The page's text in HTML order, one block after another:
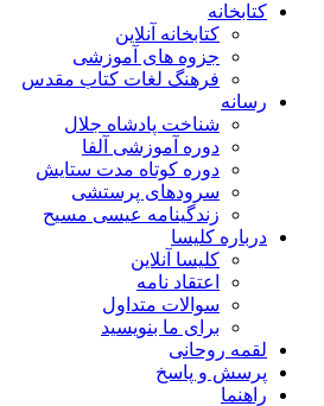
کتابخانه
کتابخانه آنلاین
جزوه های آموزشی
فرهنگ لغات کتاب مقدس
رسانه
شناخت پادشاه جلال
دوره آموزشی آلفا
دوره کوتاه مدت ستایش
سرودهای پرستشی
زندگینامه عیسی مسیح
درباره کلیسا
کلیسا آنلاین
اعتقاد نامه
سوالات متداول
برای ما بنویسید
لقمه روحانی
پرسش و پاسخ
راهنما